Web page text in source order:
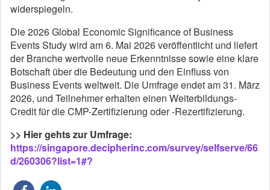
widerspiegeln.
Die 2026 Global Economic Significance of Business
Events Study wird am 6. Mai 2026 veröffentlicht und liefert
der Branche wertvolle neue Erkenntnisse sowie eine klare
Botschaft über die Bedeutung und den Einfluss von
Business Events weltweit. Die Umfrage endet am 31. März
2026, und Teilnehmer erhalten einen Weiterbildungs-
Credit für die CMP-Zertifizierung oder -Rezertifizierung.
>> Hier gehts zur Umfrage:
https://singapore.decipherinc.com/survey/selfserve/66
d/260306?list=1#?